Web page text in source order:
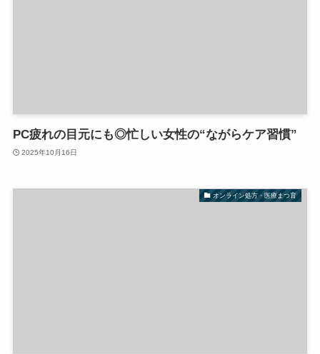
PC疲れの目元にも◎忙しい女性の“ながらケア習慣”
2025年10月16日
オンライン処方・医療まつ育